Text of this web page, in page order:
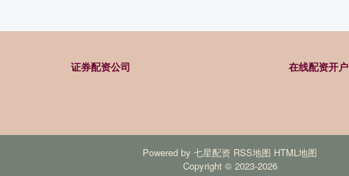
证券配资公司 在线配资开户
Powered by 七星配资 RSS地图 HTML地图
Copyright © 2023-2026